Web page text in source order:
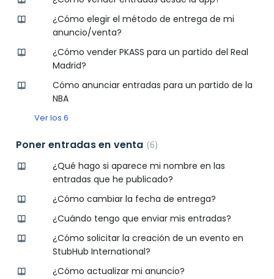
¿Cómo elegir el método de entrega de mi
anuncio/venta?
¿Cómo vender PKASS para un partido del Real
Madrid?
Cómo anunciar entradas para un partido de la
NBA
Ver los 6
Poner entradas en venta 6
¿Qué hago si aparece mi nombre en las
entradas que he publicado?
¿Cómo cambiar la fecha de entrega?
¿Cuándo tengo que enviar mis entradas?
¿Cómo solicitar la creación de un evento en
StubHub International?
¿Cómo actualizar mi anuncio?